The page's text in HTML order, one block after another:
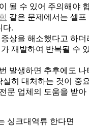
될 수 있어 주의해야
같은 문제에서는 셀
다.
상을 해소했다고 하
재발하여 반복될 수
발생하면 추후에도
히 대처하는 것이 중
문 업체의 도움을 받
싱크대역류 한다면